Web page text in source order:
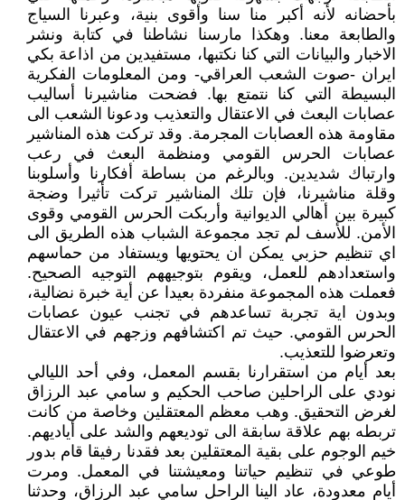
بأحضانه لأنه أكبر منا سنا وأقوى بنية، وعبرنا السياج
والطابعة معنا. وهكذا مارسنا نشاطنا في كتابة ونشر
الاخبار والبيانات التي كنا نكتبها، مستفيدين من اذاعة بكي
ايران -صوت الشعب العراقي- ومن المعلومات الفكرية
البسيطة التي كنا نتمتع بها. فضحت مناشيرنا أساليب
عصابات البعث في الاعتقال والتعذيب ودعونا الشعب الى
مقاومة هذه العصابات المجرمة. وقد تركت هذه المناشير
عصابات الحرس القومي ومنظمة البعث في رعب
وارتباك شديدين. وبالرغم من بساطة أفكارنا وأسلوبنا
وقلة مناشيرنا، فإن تلك المناشير تركت تأثيرا وضجة
كبيرة بين أهالي الديوانية وأربكت الحرس القومي وقوى
الأمن. للأسف لم تجد مجموعة الشباب هذه الطريق الى
اي تنظيم حزبي يمكن ان يحتويها ويستفاد من حماسهم
واستعدادهم للعمل، ويقوم بتوجيههم التوجيه الصحيح.
فعملت هذه المجموعة منفردة بعيدا عن أية خبرة نضالية،
وبدون اية تجربة تساعدهم في تجنب عيون عصابات
الحرس القومي. حيث تم اكتشافهم وزجهم في الاعتقال
وتعرضوا للتعذيب.
بعد أيام من استقرارنا بقسم المعمل، وفي أحد الليالي
نودي على الراحلين صاحب الحكيم و سامي عبد الرزاق
لغرض التحقيق. وهب معظم المعتقلين وخاصة من كانت
تربطه بهم علاقة سابقة الى توديعهم والشد على أياديهم.
خيم الوجوم على بقية المعتقلين بعد فقدنا رفيقا قام بدور
طوعي في تنظيم حياتنا ومعيشتنا في المعمل. ومرت
أيام معدودة، عاد الينا الراحل سامي عبد الرزاق، وحدثنا